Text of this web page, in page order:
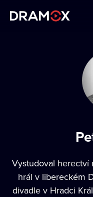
Vystudoval herectví
hrál v libereckém
divadle v Hradci